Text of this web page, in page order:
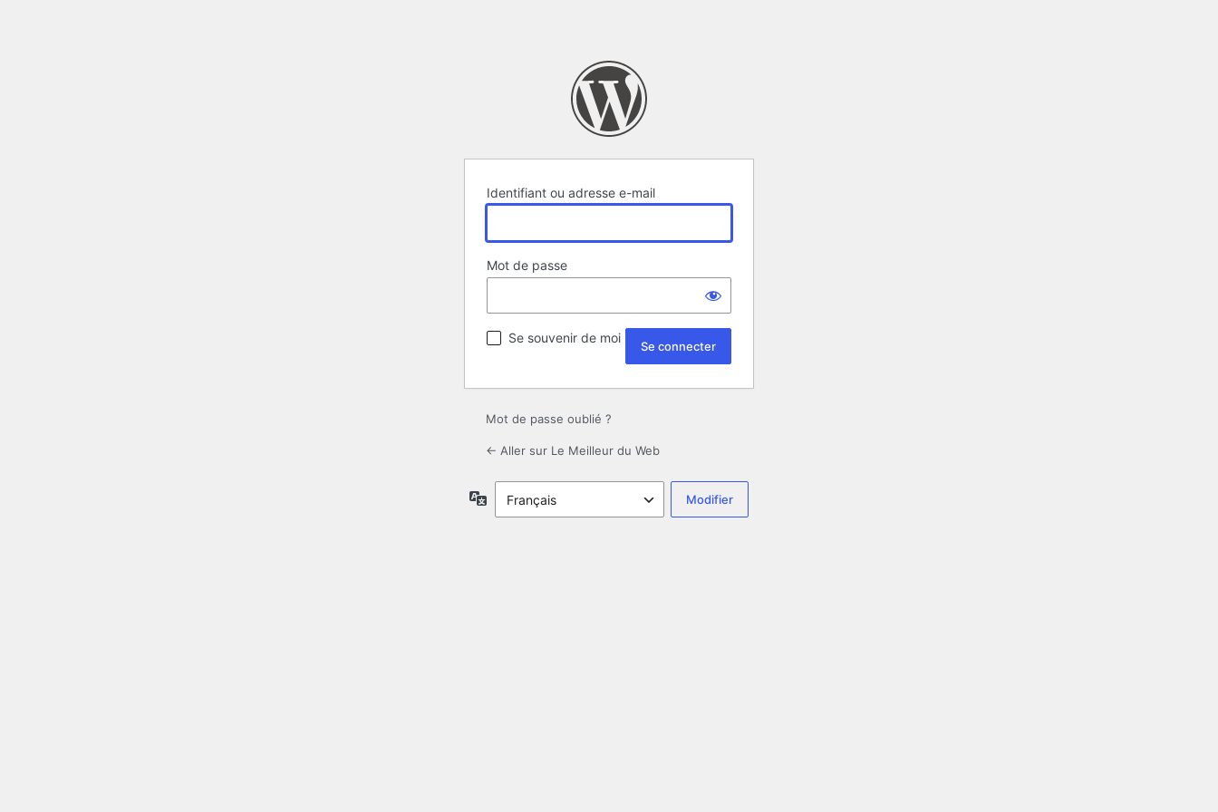
Identifiant ou adresse e-mail
Mot de passe
Se souvenir de moi
Mot de passe oublié ?
← Aller sur Le Meilleur du Web
Langue